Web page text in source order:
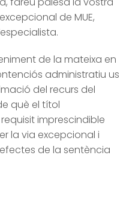
de MUE,
de la mateixa en
administratiu us
del recurs del
què el títol
imprescindible
la via excepcional i
de la sentència